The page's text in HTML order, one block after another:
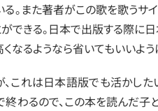
。また著者がこの歌を歌うサ
ができる。日本で出版する際に
なるようなら省いてもいいよう
これは日本語版でも活かした
わるので、この本を読んだ子